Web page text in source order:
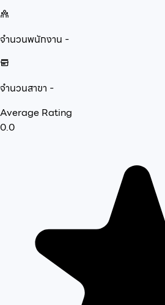
จำนวนพนักงาน -
จำนวนสาขา -
Average Rating
0.0